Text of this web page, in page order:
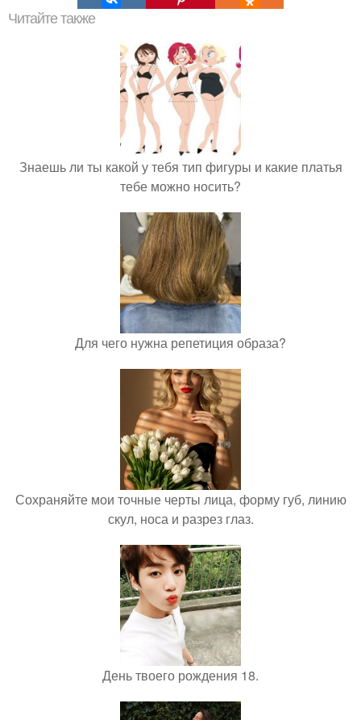
Читайте также
Знаешь ли ты какой у тебя тип фигуры и какие платья
тебе можно носить?
Для чего нужна репетиция образа?
Сохраняйте мои точные черты лица, форму губ, линию
скул, носа и разрез глаз.
День твоего рождения 18.